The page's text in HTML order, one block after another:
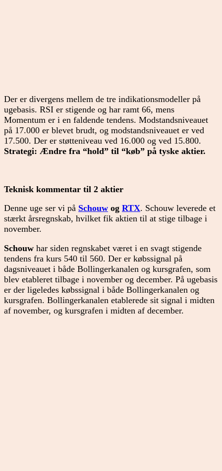
Der er divergens mellem de tre indikationsmodeller på
ugebasis. RSI er stigende og har ramt 66, mens
Momentum er i en faldende tendens. Modstandsniveauet
på 17.000 er blevet brudt, og modstandsniveauet er ved
17.500. Der er støtteniveau ved 16.000 og ved 15.800.
Strategi: Ændre fra “hold” til “køb” på tyske aktier.
Teknisk kommentar til 2 aktier
Denne uge ser vi på Schouw og RTX. Schouw leverede et
stærkt årsregnskab, hvilket fik aktien til at stige tilbage i
november.
Schouw har siden regnskabet været i en svagt stigende
tendens fra kurs 540 til 560. Der er købssignal på
dagsniveauet i både Bollingerkanalen og kursgrafen, som
blev etableret tilbage i november og december. På ugebasis
er der ligeledes købssignal i både Bollingerkanalen og
kursgrafen. Bollingerkanalen etablerede sit signal i midten
af november, og kursgrafen i midten af december.